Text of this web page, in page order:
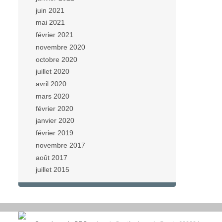
juin 2021
mai 2021
février 2021
novembre 2020
octobre 2020
juillet 2020
avril 2020
mars 2020
février 2020
janvier 2020
février 2019
novembre 2017
août 2017
juillet 2015